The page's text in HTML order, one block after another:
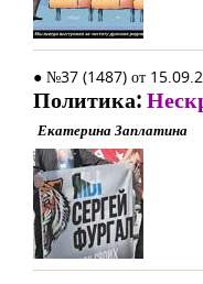
● №37 (1487) от
Политика:
Екатерина Заплатина